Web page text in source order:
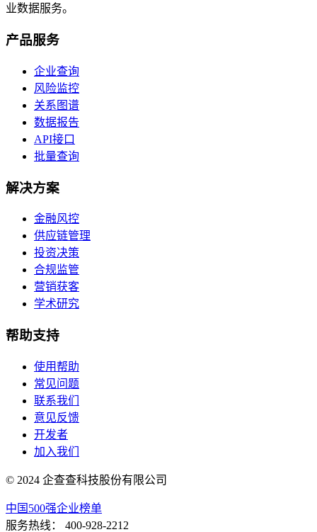
业数据服务。
产品服务
企业查询
风险监控
关系图谱
数据报告
API接口
批量查询
解决方案
金融风控
供应链管理
投资决策
合规监管
营销获客
学术研究
帮助支持
使用帮助
常见问题
联系我们
意见反馈
开发者
加入我们
© 2024 企查查科技股份有限公司
中国500强企业榜单
服务热线：
400-928-2212